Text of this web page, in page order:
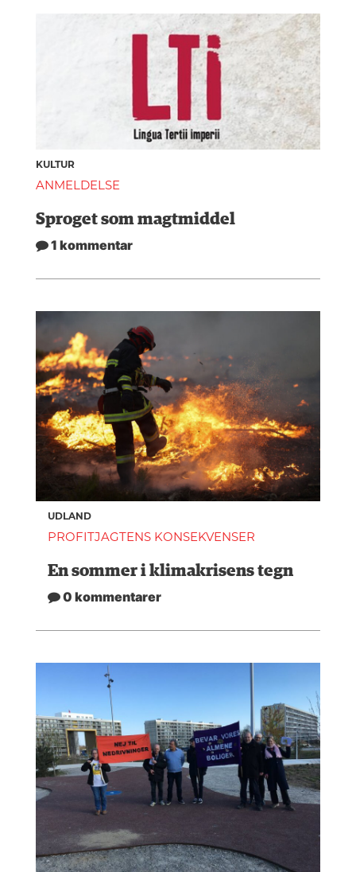
KULTUR
ANMELDELSE
Sproget som magtmiddel
1 kommentar
UDLAND
PROFITJAGTENS KONSEKVENSER
En sommer i klimakrisens tegn
0 kommentarer